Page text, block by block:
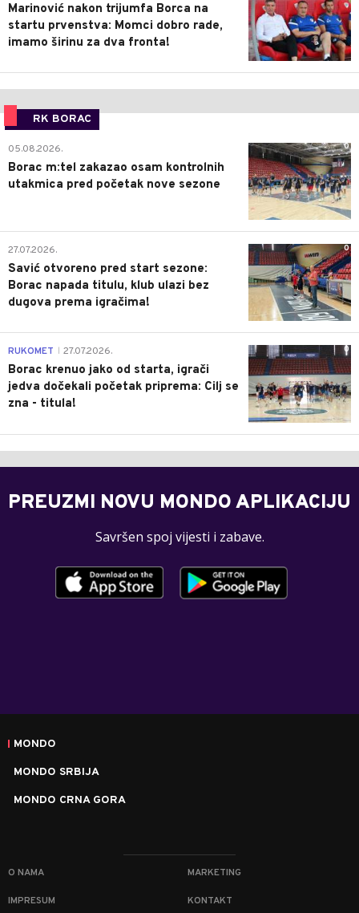
Marinović nakon trijumfa Borca na
startu prvenstva: Momci dobro rade,
imamo širinu za dva fronta!
RK BORAC
0
05.08.2026.
Borac m:tel zakazao osam kontrolnih
utakmica pred početak nove sezone
0
27.07.2026.
Savić otvoreno pred start sezone:
Borac napada titulu, klub ulazi bez
dugova prema igračima!
0
RUKOMET 27.07.2026.
Borac krenuo jako od starta, igrači
jedva dočekali početak priprema: Cilj se
zna - titula!
PREUZMI NOVU MONDO APLIKACIJU
Savršen spoj vijesti i zabave.
MONDO
MONDO SRBIJA
MONDO CRNA GORA
O NAMA MARKETING
IMPRESUM KONTAKT